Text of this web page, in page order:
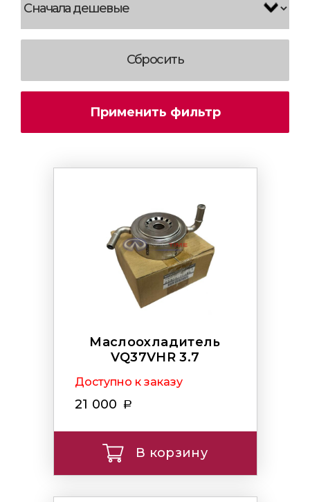
Маслоохладитель
VQ37VHR 3.7
Доступно к заказу
21 000
В корзину